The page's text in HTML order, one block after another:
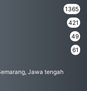
1365
421
49
61
Jawa tengah